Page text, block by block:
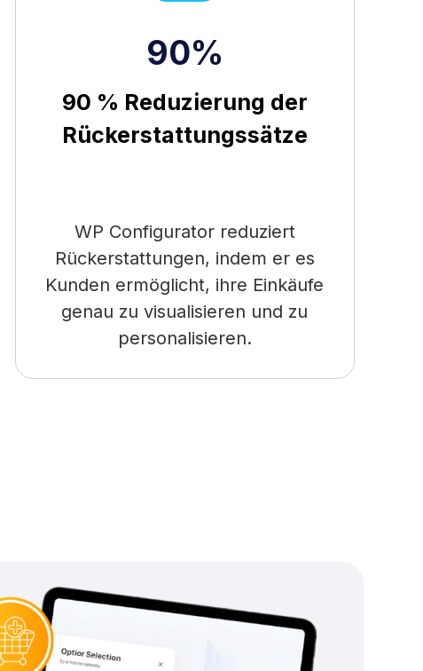
90%
90 % Reduzierung der
Rückerstattungssätze
WP Configurator reduziert
Rückerstattungen, indem er es
Kunden ermöglicht, ihre Einkäufe
genau zu visualisieren und zu
personalisieren.